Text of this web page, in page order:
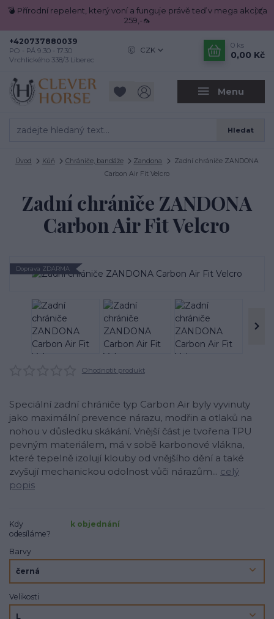
💣 Přírodní repelent, který voní a funguje právě teď v mega akci za
259,-🦟
Menu
CZK
Hledat
+420737880039
PO - PÁ 9.30 - 17.30
Vrchlického 338/3 Liberec
0 ks
0,00 Kč
Úvod Kůň Chrániče, bandáže Zandona
Zadní chrániče ZANDONA
Carbon Air Fit Velcro
Zadní chrániče ZANDONA
Carbon Air Fit Velcro
Doprava ZDARMA
Ohodnotit produkt
Speciální zadní chrániče typ Carbon Air byly vyvinuty
jako maximální prevence nárazu, modřin a otlaků na
nohou v důsledku skákání. Vnější část je tvořena TPU
pevným materiálem, má v sobě karbonové vlákna,
které tepelně izolují klouby od vnějšího dění a také
zvyšují mechanickou odolnost vůči nárazům... celý
popis
Kdy
odesíláme?
k objednání
Barvy
Velikosti